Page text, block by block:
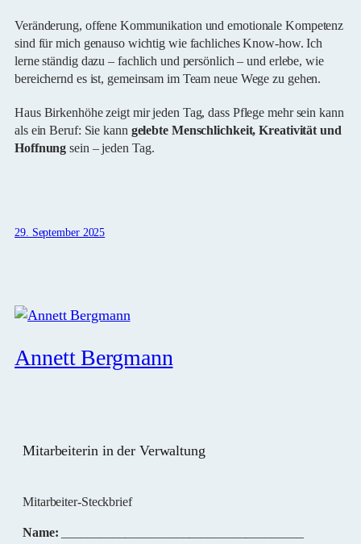
Veränderung, offene Kommunikation und emotionale Kompetenz
sind für mich genauso wichtig wie fachliches Know-how. Ich
lerne ständig dazu – fachlich und persönlich – und erlebe, wie
bereichernd es ist, gemeinsam im Team neue Wege zu gehen.
Haus Birkenhöhe zeigt mir jeden Tag, dass Pflege mehr sein kann
als ein Beruf: Sie kann gelebte Menschlichkeit, Kreativität und
Hoffnung sein – jeden Tag.
29. September 2025
Annett Bergmann
Mitarbeiterin in der Verwaltung
Mitarbeiter-Steckbrief
Name: